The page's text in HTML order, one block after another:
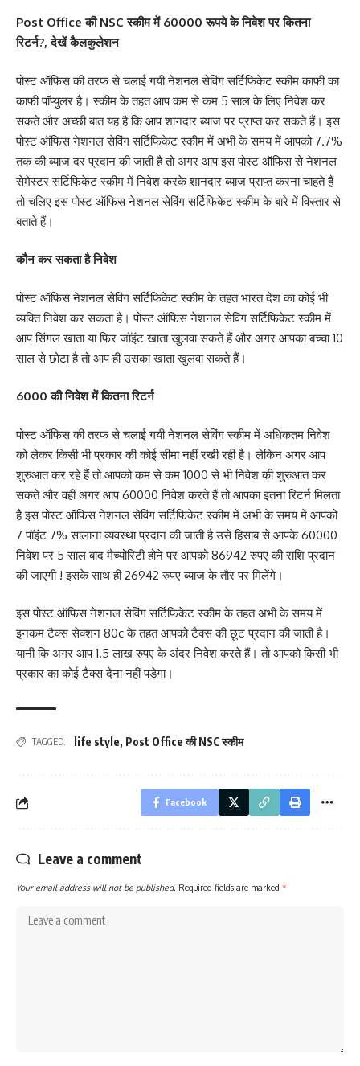
Post Office की NSC स्कीम में 60000 रूपये के निवेश पर कितना
रिटर्न?, देखें कैलकुलेशन
पोस्ट ऑफिस की तरफ से चलाई गयी नेशनल सेविंग सर्टिफिकेट स्कीम काफी का
काफी पॉप्युलर है। स्कीम के तहत आप कम से कम 5 साल के लिए निवेश कर
सकते और अच्छी बात यह है कि आप शानदार ब्याज पर प्राप्त कर सकते हैं। इस
पोस्ट ऑफिस नेशनल सेविंग सर्टिफिकेट स्कीम में अभी के समय में आपको 7.7%
तक की ब्याज दर प्रदान की जाती है तो अगर आप इस पोस्ट ऑफिस से नेशनल
सेमेस्टर सर्टिफिकेट स्कीम में निवेश करके शानदार ब्याज प्राप्त करना चाहते हैं
तो चलिए इस पोस्ट ऑफिस नेशनल सेविंग सर्टिफिकेट स्कीम के बारे में विस्तार से
बताते हैं।
कौन कर सकता है निवेश
पोस्ट ऑफिस नेशनल सेविंग सर्टिफिकेट स्कीम के तहत भारत देश का कोई भी
व्यक्ति निवेश कर सकता है। पोस्ट ऑफिस नेशनल सेविंग सर्टिफिकेट स्कीम में
आप सिंगल खाता या फिर जॉइंट खाता खुलवा सकते हैं और अगर आपका बच्चा 10
साल से छोटा है तो आप ही उसका खाता खुलवा सकते हैं।
6000 की निवेश में कितना रिटर्न
पोस्ट ऑफिस की तरफ से चलाई गयी नेशनल सेविंग स्कीम में अधिकतम निवेश
को लेकर किसी भी प्रकार की कोई सीमा नहीं रखी रही है। लेकिन अगर आप
शुरुआत कर रहे हैं तो आपको कम से कम 1000 से भी निवेश की शुरुआत कर
सकते और वहीं अगर आप 60000 निवेश करते हैं तो आपका इतना रिटर्न मिलता
है इस पोस्ट ऑफिस नेशनल सेविंग सर्टिफिकेट स्कीम में अभी के समय में आपको
7 पॉइंट 7% सालाना व्यवस्था प्रदान की जाती है उसे हिसाब से आपके 60000
निवेश पर 5 साल बाद मैच्योरिटी होने पर आपको 86942 रुपए की राशि प्रदान
की जाएगी ! इसके साथ ही 26942 रुपए ब्याज के तौर पर मिलेंगे।
इस पोस्ट ऑफिस नेशनल सेविंग सर्टिफिकेट स्कीम के तहत अभी के समय में
इनकम टैक्स सेक्शन 80c के तहत आपको टैक्स की छूट प्रदान की जाती है।
यानी कि अगर आप 1.5 लाख रुपए के अंदर निवेश करते हैं। तो आपको किसी भी
प्रकार का कोई टैक्स देना नहीं पड़ेगा।
TAGGED: life style, Post Office की NSC स्कीम
Facebook
Leave a comment
Your email address will not be published. Required fields are marked *